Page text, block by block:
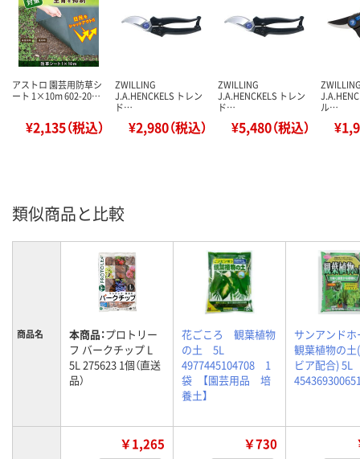
アストロ 園芸用防草シ
ート 1×10m 602-20…
¥2,135（税込）
ZWILLING
J.A.HENCKELS トレン
ド…
¥2,980（税込）
ZWILLING
J.A.HENCKELS トレン
ド…
¥5,480（税込）
ル…
類似商品と比較
商品名 本商品：プロトリー
フ バークチップ L
5L 275623 1個（直送
品）
花ごころ 観葉植物
の土 5L
4977445104708 1
袋 【園芸用品 培
養土】
サンアンドホ
観葉植物の土
ビア配合) 5L
￥1,265 ￥730